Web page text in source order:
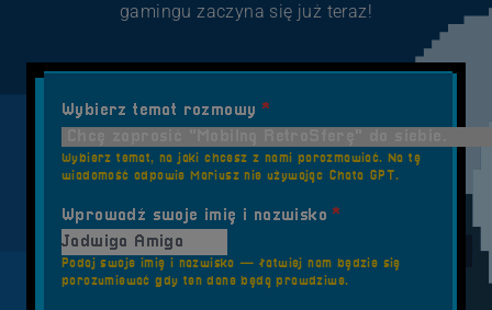
gamingu zaczyna się już teraz!
Wybierz temat rozmowy *
Wybierz temat, na jaki chcesz z nami porozmawiać. Na tę
wiadomość odpowie Mariusz nie używając Chata GPT.
Wprowadź swoje imię i nazwisko*
Podaj swoje imię i nazwisko — łatwiej nam będzie się
porozumiewać gdy ten dane będą prawdziwe.